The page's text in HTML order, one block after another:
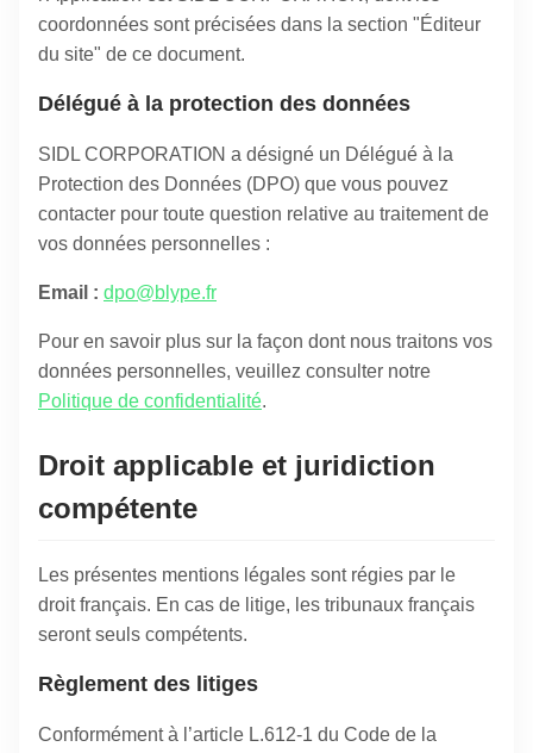
coordonnées sont précisées dans la section "Éditeur
du site" de ce document.
Délégué à la protection des données
SIDL CORPORATION a désigné un Délégué à la
Protection des Données (DPO) que vous pouvez
contacter pour toute question relative au traitement de
vos données personnelles :
Email : dpo@blype.fr
Pour en savoir plus sur la façon dont nous traitons vos
données personnelles, veuillez consulter notre
Politique de confidentialité.
Droit applicable et juridiction
compétente
Les présentes mentions légales sont régies par le
droit français. En cas de litige, les tribunaux français
seront seuls compétents.
Règlement des litiges
Conformément à l’article L.612-1 du Code de la